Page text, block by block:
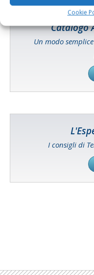
Cookie
Catalogo
Un modo
I consigli di